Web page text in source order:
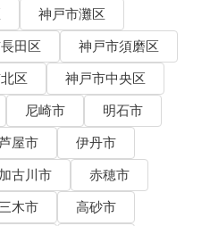
神戸市灘区
田区
神戸市須磨区
区
神戸市中央区
尼崎市
明石市
屋市
伊丹市
加古川市
赤穂市
木市
高砂市